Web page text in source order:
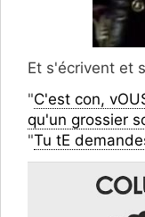
Et s'écrivent et
"C'est con,
qu'un grossier
"Tu tE